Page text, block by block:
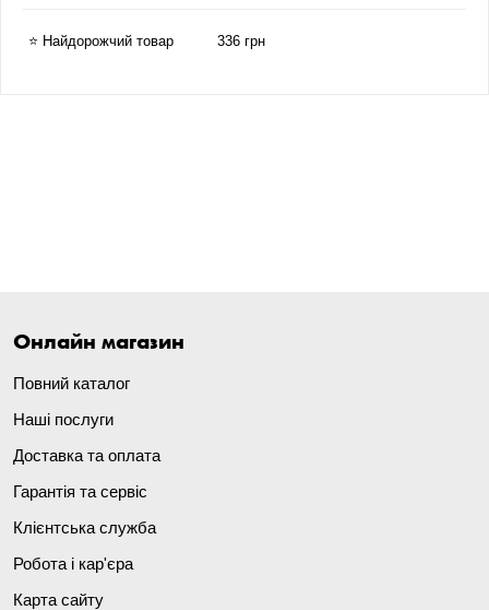
⭐ Найдорожчий товар 336 грн
Онлайн магазин
Повний каталог
Наші послуги
Доставка та оплата
Гарантія та сервіс
Клієнтська служба
Робота і кар'єра
Карта сайту